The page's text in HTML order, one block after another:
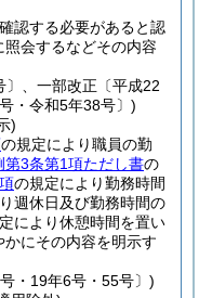
認する必要があると認
会するなどその内容
、一部改正〔平成22
・令和5年38号〕)
)
の規定により職員の勤
第3条第1項ただし書の
の規定により勤務時間
週休日及び勤務時間の
により休憩時間を置い
にその内容を明示す
・19年6号・55号〕)